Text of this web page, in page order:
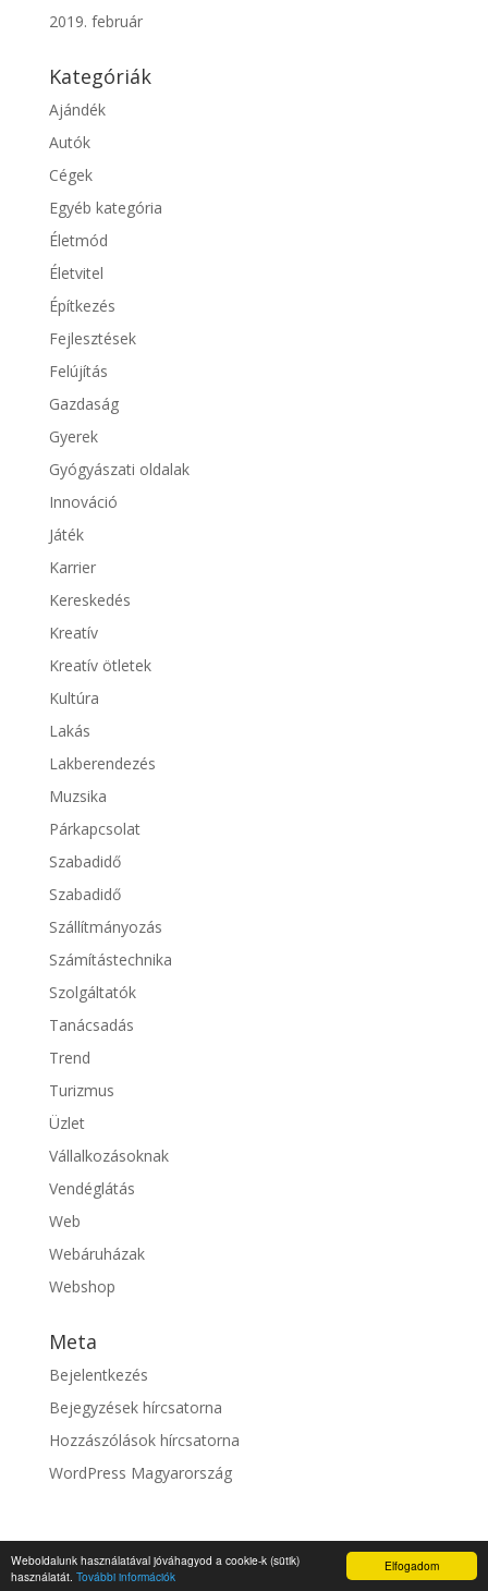
Elfogadom
Weboldalunk használatával jóváhagyod a cookie-k (sütik)
használatát. További információk
2019. február
Kategóriák
Ajándék
Autók
Cégek
Egyéb kategória
Életmód
Életvitel
Építkezés
Fejlesztések
Felújítás
Gazdaság
Gyerek
Gyógyászati oldalak
Innováció
Játék
Karrier
Kereskedés
Kreatív
Kreatív ötletek
Kultúra
Lakás
Lakberendezés
Muzsika
Párkapcsolat
Szabadidő
Szabadidő
Szállítmányozás
Számítástechnika
Szolgáltatók
Tanácsadás
Trend
Turizmus
Üzlet
Vállalkozásoknak
Vendéglátás
Web
Webáruházak
Webshop
Meta
Bejelentkezés
Bejegyzések hírcsatorna
Hozzászólások hírcsatorna
WordPress Magyarország
© fixszolgaltato.hu |Impresszum